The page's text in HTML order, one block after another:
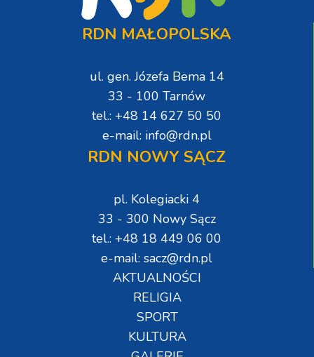
RDN MAŁOPOLSKA
ul. gen. Józefa Bema 14
33 - 100 Tarnów
tel.: +48 14 627 50 50
e-mail: info@rdn.pl
RDN NOWY SĄCZ
pl. Kolegiacki 4
33 - 300 Nowy Sącz
tel.: +48 18 449 06 00
e-mail: sacz@rdn.pl
AKTUALNOŚCI
RELIGIA
SPORT
KULTURA